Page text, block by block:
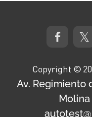
Copyright ©
Av. Regimiento
Molina